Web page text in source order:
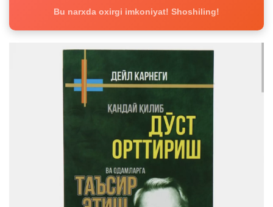
Bu narxda oxirgi imkoniyat! Shoshiling!